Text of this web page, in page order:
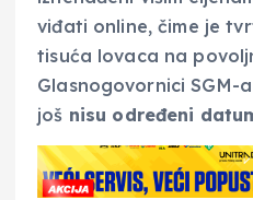
viđati online, čime je
tisuća lovaca na
Glasnogovornici SGM-
još nisu određeni